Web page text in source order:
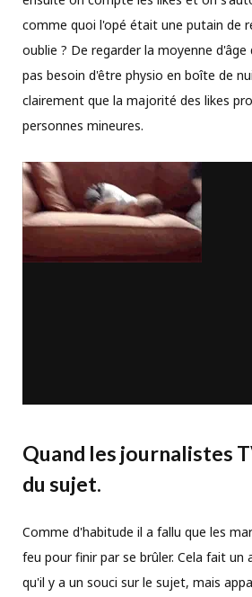
comme quoi l'opé était une putain de
oublie ? De regarder la moyenne d'âge
pas besoin d'être physio en boîte de
clairement que la majorité des likes
personnes mineures.
Quand les journalistes
du sujet.
Comme d'habitude il a fallu que les
feu pour finir par se brûler. Cela fait un
qu'il y a un souci sur le sujet, mais